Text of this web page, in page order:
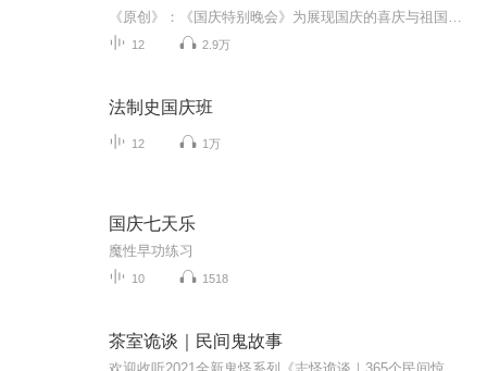
12 2.9万
法制史国庆班
12 1万
国庆七天乐
魔性早功练习
10 1518
茶室诡谈｜民间鬼故事